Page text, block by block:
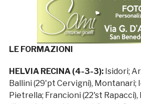
LE FORMAZIONI
HELVIA RECINA (4-3-3): Isidori;
Ballini (29'pt Cervigni), Montanari;
Pietrella; Francioni (22'st Rapacci),